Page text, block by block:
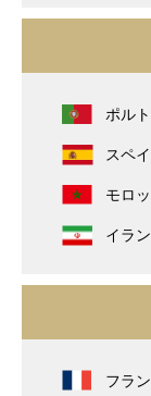
ポル
スペ
モロ
イラン
フラ